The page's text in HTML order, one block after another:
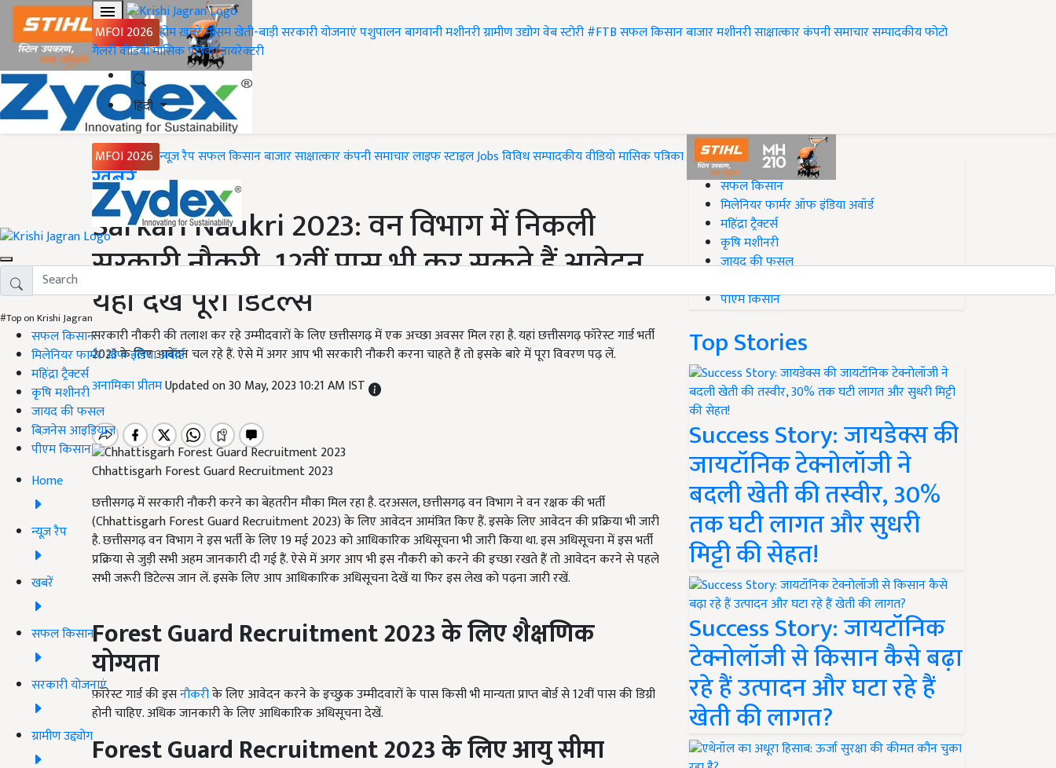
MFOI 2026 होमख़बरेंमौसमखेती-बाड़ीसरकारी योजनाएंपशुपालनबागवानीमशीनरीग्रामीण उद्योगवेब स्टोरी#FTBसफल किसानबाजारमशीनरीसाक्षात्कारकंपनी समाचारसम्पादकीयफोटो
गैलरीवीडियोमासिक पत्रिकाडायरेक्टरी
हिंदी
MFOI 2026 न्यूज़ रैपसफल किसानबाजारसाक्षात्कारकंपनी समाचारलाइफ स्टाइलJobsविविधसम्पादकीयवीडियोमासिक पत्रिका
#Top on Krishi Jagran
सफल किसान
मिलेनियर फार्मर ऑफ इंडिया अवॉर्ड
महिंद्रा ट्रैक्टर्स
कृषि मशीनरी
जायद की फसल
बिज़नेस आइडियाज
पीएम किसान
Home
न्यूज़ रैप
खबरें
सफल किसान
सरकारी योजनाएं
ग्रामीण उद्द्योग
Home
ख़बरें
Sarkari Naukri 2023: वन विभाग में निकली
सरकारी नौकरी, 12वीं पास भी कर सकते हैं आवेदन,
यहां देखें पूरा डिटेल्स
सरकारी नौकरी की तलाश कर रहे उम्मीदवारों के लिए छत्तीसगढ़ में एक अच्छा अवसर मिल रहा है. यहां छत्तीसगढ़ फॉरेस्ट गार्ड भर्ती
2023 के लिए आवेदन चल रहे हैं. ऐसे में अगर आप भी सरकारी नौकरी करना चाहते हैं तो इसके बारे में पूरा विवरण पढ़ लें.
अनामिका प्रीतमUpdated on 30 May, 2023 10:21 AM IST
Chhattisgarh Forest Guard Recruitment 2023
छत्तीसगढ़ में सरकारी नौकरी करने का बेहतरीन मौका मिल रहा है. दरअसल, छत्तीसगढ़ वन विभाग ने वन रक्षक की भर्ती
(Chhattisgarh Forest Guard Recruitment2023) के लिए आवेदन आमंत्रित किए हैं. इसके लिए आवेदन की प्रक्रिया भी जारी
है. छत्तीसगढ़ वन विभाग ने इस भर्ती के लिए 19 मई 2023 को आधिकारिक अधिसूचना भी जारी किया था. इस अधिसूचना में इस भर्ती
प्रक्रिया से जुड़ी सभी अहम जानकारी दी गई हैं. ऐसे में अगर आप भी इस नौकरी को करने की इच्छा रखते हैं तो आवेदन करने से पहले
सभी जरूरी डिटेल्स जान लें. इसके लिए आप आधिकारिक अधिसूचना देखें या फिर इस लेख को पढ़ना जारी रखें.
Forest Guard Recruitment2023 के लिए शैक्षणिक
योग्यता
फ़ॉरेस्ट गार्ड की इसनौकरीके लिए आवेदन करने के इच्छुक उम्मीदवारों के पास किसी भी मान्यता प्राप्त बोर्ड से 12वीं पास की डिग्री
होनी चाहिए. अधिक जानकारी के लिए आधिकारिक अधिसूचना देखें.
Forest Guard Recruitment2023 के लिए आयु सीमा
#Top on Krishi Jagran
सफल किसान
मिलेनियर फार्मर ऑफ इंडिया अवॉर्ड
महिंद्रा ट्रैक्टर्स
कृषि मशीनरी
जायद की फसल
पीएम किसान
Top Stories
Success Story: जायडेक्स की
जायटॉनिक टेक्नोलॉजी ने
बदली खेती की तस्वीर, 30%
तक घटी लागत और सुधरी
मिट्टी की सेहत!
Success Story: जायटॉनिक
टेक्नोलॉजी से किसान कैसे बढ़ा
रहे हैं उत्पादन और घटा रहे हैं
खेती की लागत?